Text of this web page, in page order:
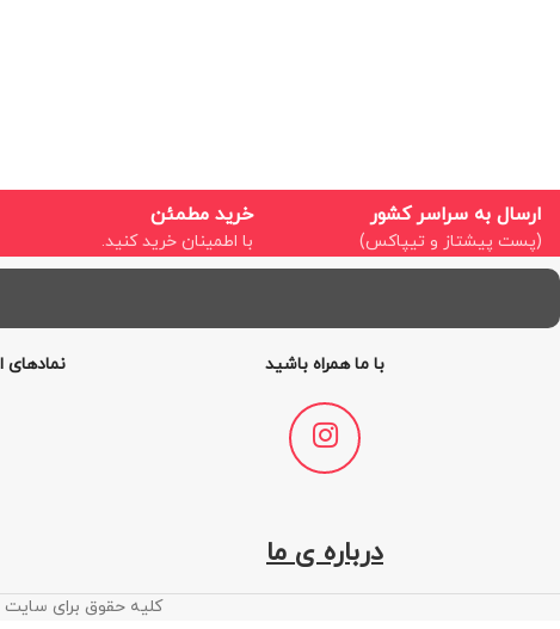
ارسال به سراسر کشور
(پست پیشتاز و تیپاکس)
خرید مطمئن
با اطمینان خرید کنید.
با ما همراه باشید
درباره ی ما
نمادهای
کلیه حقوق برای سایت